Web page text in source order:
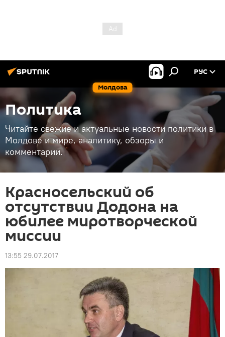
Молдова
РУС
Политика
Читайте свежие и актуальные новости политики в
Молдове и мире, аналитику, обзоры и
комментарии.
Красносельский об
отсутствии Додона на
юбилее миротворческой
миссии
13:55 29.07.2017